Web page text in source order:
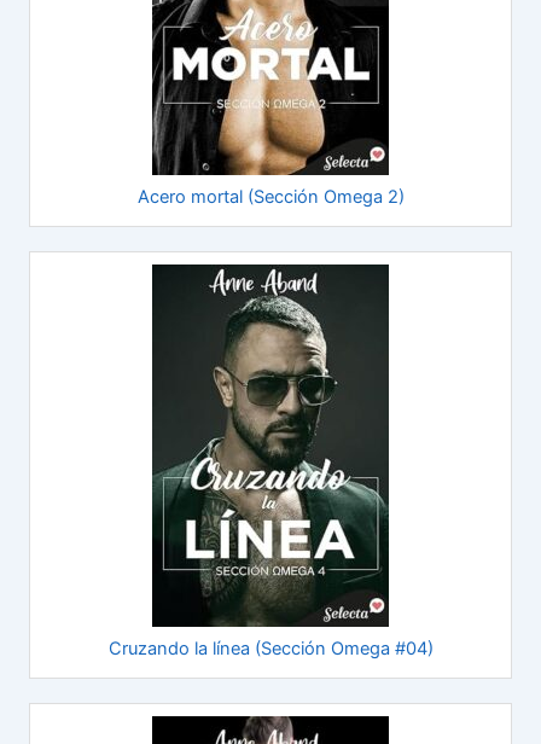
Acero mortal (Sección Omega 2)
Cruzando la línea (Sección Omega #04)